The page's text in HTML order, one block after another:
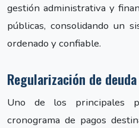
gestión administrativa y
públicas, consolidando un
ordenado y confiable.
Regularización de
Uno de los principales
cronograma de pagos